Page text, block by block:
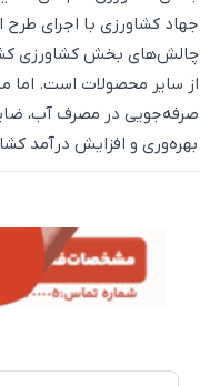
جهاد کشاورزی با اجرای
از سایر محصولات است. اما
صرفه‌جویی در مصرف آب،
بهره‌وری و افزایش درآمد